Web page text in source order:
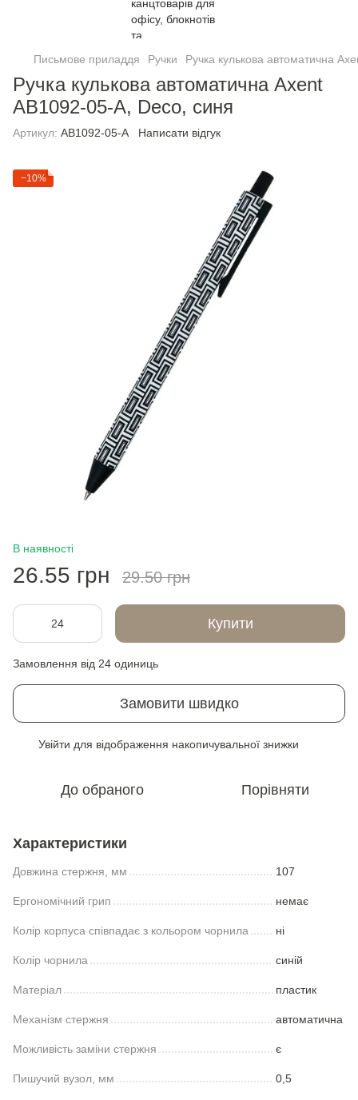
Письмове приладдя Ручки Ручка кулькова автоматична
Ручка кулькова автоматична Axent
AB1092-05-A, Deco, синя
Артикул: AB1092-05-A Написати відгук
−10%
В наявності
26.55 грн 29.50 грн
Купити
Замовлення від 24 одиниць
Замовити швидко
Увійти для відображення накопичувальної знижки
До обраного Порівняти
Характеристики
Довжина стержня, мм 107
Ергономічний грип немає
Колір корпуса співпадає з кольором чорнила ні
Колір чорнила синій
Матеріал пластик
Механізм стержня автоматична
Можливість заміни стержня є
Пишучий вузол, мм 0,5